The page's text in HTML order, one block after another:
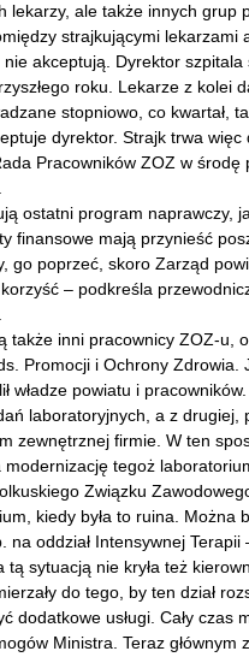
lekarzy, ale także innych grup
strajkującymi lekarzami
akceptują. Dyrektor
roku. Lekarze z kolei
stopniowo, co kwartał,
dyrektor. Strajk trwa
Pracowników ZOZ w
ostatni program naprawczy,
finansowe mają przynieść
go poprzeć, skoro Zarząd
– podkreśla
także inni pracownicy ZOZ-u,
Promocji i Ochrony
władze powiatu i
laboratoryjnych, a z
zewnętrznej firmie. W ten
modernizację tegoż
Związku
kiedy była to ruina. Można
na oddział Intensywnej Terapii
tą sytuacją nie kryła też
do tego, by ten dział
dodatkowe usługi. Cały
Ministra. Teraz